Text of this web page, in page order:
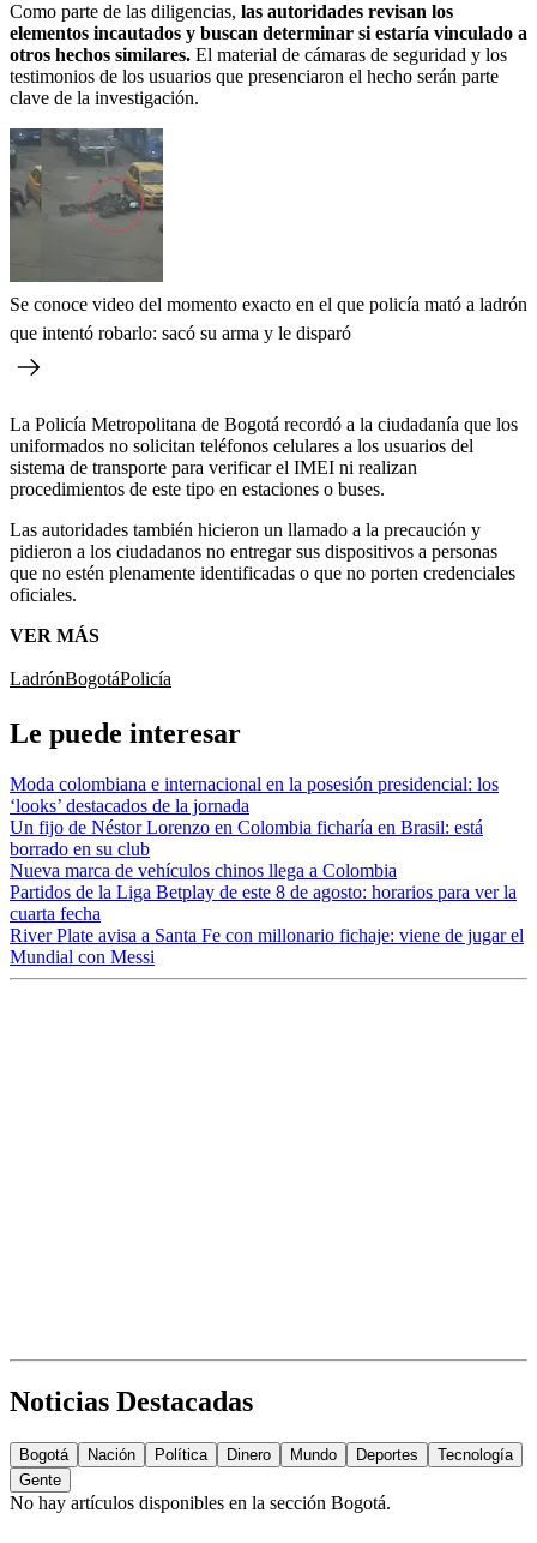
Como parte de las diligencias, las autoridades revisan los
elementos incautados y buscan determinar si estaría vinculado a
otros hechos similares. El material de cámaras de seguridad y los
testimonios de los usuarios que presenciaron el hecho serán parte
clave de la investigación.
Se conoce video del momento exacto en el que policía mató a ladrón
que intentó robarlo: sacó su arma y le disparó
La Policía Metropolitana de Bogotá recordó a la ciudadanía que los
uniformados no solicitan teléfonos celulares a los usuarios del
sistema de transporte para verificar el IMEI ni realizan
procedimientos de este tipo en estaciones o buses.
Las autoridades también hicieron un llamado a la precaución y
pidieron a los ciudadanos no entregar sus dispositivos a personas
que no estén plenamente identificadas o que no porten credenciales
oficiales.
VER MÁS
LadrónBogotáPolicía
Le puede interesar
Moda colombiana e internacional en la posesión presidencial: los
‘looks’ destacados de la jornada
Un fijo de Néstor Lorenzo en Colombia ficharía en Brasil: está
borrado en su club
Nueva marca de vehículos chinos llega a Colombia
Partidos de la Liga Betplay de este 8 de agosto: horarios para ver la
cuarta fecha
River Plate avisa a Santa Fe con millonario fichaje: viene de jugar el
Mundial con Messi
Noticias Destacadas
Bogotá Nación Política Dinero Mundo Deportes
Tecnología
Gente
No hay artículos disponibles en la sección Bogotá.